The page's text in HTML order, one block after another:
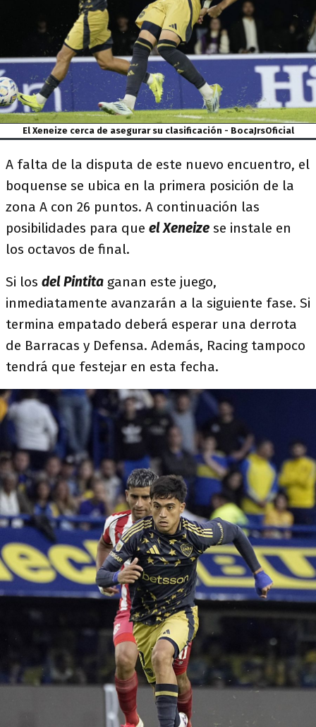
El Xeneize cerca de asegurar su clasificación - BocaJrsOficial
A falta de la disputa de este nuevo encuentro, el
boquense se ubica en la primera posición de la
zona A con 26 puntos. A continuación las
posibilidades para que el Xeneize se instale en
los octavos de final.
Si los del Pintita ganan este juego,
inmediatamente avanzarán a la siguiente fase. Si
termina empatado deberá esperar una derrota
de Barracas y Defensa. Además, Racing tampoco
tendrá que festejar en esta fecha.